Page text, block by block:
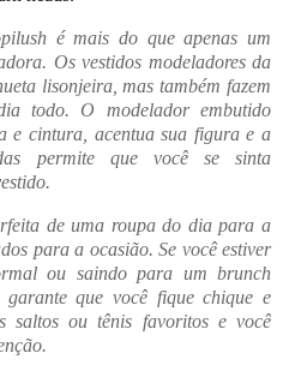
é mais do que apenas um
Os vestidos modeladores da
lisonjeira, mas também fazem
todo. O modelador embutido
e cintura, acentua sua figura e a
permite que você se sinta
de uma roupa do dia para a
para a ocasião. Se você estiver
ou saindo para um brunch
que você fique chique e
saltos ou tênis favoritos e você